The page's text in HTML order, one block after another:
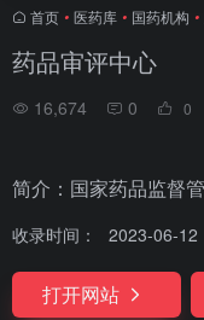
首页 • 医药库 • 国药机构 •
药品审评中心
16,674 0 0
简介：国家药品监督
收录时间： 2023-06-12
打开网站